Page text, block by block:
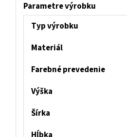
Parametre výrobku
Typ výrobku
Materiál
Farebné prevedenie
Výška
Šírka